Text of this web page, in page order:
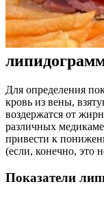
Для определения
кровь из вены,
воздержатся от
различных
привести к
(если, конечно, это
Показатели